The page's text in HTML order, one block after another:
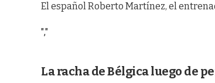
El español Roberto Martínez, el
","
La racha de Bélgica luego de